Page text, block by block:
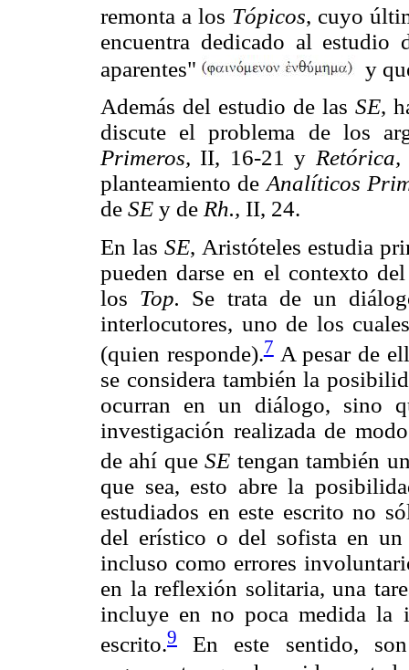
remonta a los Tópicos, cuyo
encuentra dedicado al estudio
aparentes"
y
Además del estudio de las SE,
discute el problema de los
Primeros, II, 16-21 y Retórica,
planteamiento deAnalíticos
de SE y de Rh., II, 24.
En lasSE, Aristóteles estudia
pueden darse en el contexto
los Top. Se trata de un
interlocutores, uno de los
(quien responde).7A pesar de
se considera también la
ocurran en un diálogo, sino
investigación realizada de
de ahí queSE tengan también
que sea, esto abre la
estudiados en este escrito no
del erístico o del sofista en
incluso como errores
en la reflexión solitaria, una
incluye en no poca medida la
escrito.9
En este sentido,